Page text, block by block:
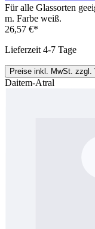
Für alle Glassorten
m. Farbe weiß.
26,57 €*
Lieferzeit 4-7 Tage
Preise inkl. MwSt. zzgl.
Daitem-Atral